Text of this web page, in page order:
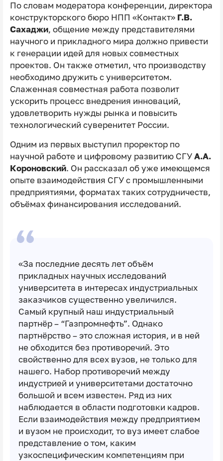
По словам модератора конференции, директора
конструкторского бюро НПП «Контакт» Г.В.
Сахаджи, общение между представителями
научного и прикладного мира должно привести
к генерации идей для новых совместных
проектов. Он также отметил, что производству
необходимо дружить с университетом.
Слаженная совместная работа позволит
ускорить процесс внедрения инноваций,
удовлетворить нужды рынка и повысить
технологический суверенитет России.
Одним из первых выступил проректор по
научной работе и цифровому развитию СГУ А.А.
Короновский. Он рассказал об уже имеющемся
опыте взаимодействия СГУ с промышленными
предприятиями, форматах таких сотрудничеств,
объёмах финансирования исследований.
«За последние десять лет объём
прикладных научных исследований
университета в интересах индустриальных
заказчиков существенно увеличился.
Самый крупный наш индустриальный
партнёр – “Газпромнефть”. Однако
партнёрство – это сложная история, и в ней
не обходится без противоречий. Это
свойственно для всех вузов, не только для
нашего. Набор противоречий между
индустрией и университетами достаточно
большой и всем известен. Ряд из них
наблюдается в области подготовки кадров.
Если взаимодействия между предприятием
и вузом не происходит, то вуз имеет слабое
представление о том, каким
узкоспецифическим компетенциям при